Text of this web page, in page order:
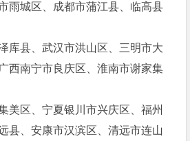
雨城区、成都市蒲江县、临高县
库县、武汉市洪山区、三明市大
西南宁市良庆区、淮南市谢家集
美区、宁夏银川市兴庆区、福州
县、安康市汉滨区、清远市连山